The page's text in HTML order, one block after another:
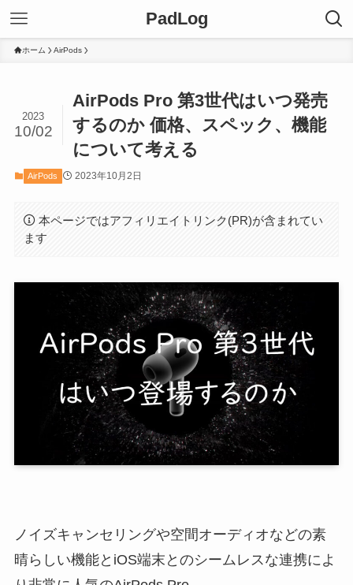
PadLog
ホーム AirPods
AirPods Pro 第3世代はいつ発売
するのか 価格、スペック、機能
について考える
2023
10/02
AirPods 2023年10月2日
本ページではアフィリエイトリンク(PR)が含まれてい
ます
ノイズキャンセリングや空間オーディオなどの素
晴らしい機能とiOS端末とのシームレスな連携によ